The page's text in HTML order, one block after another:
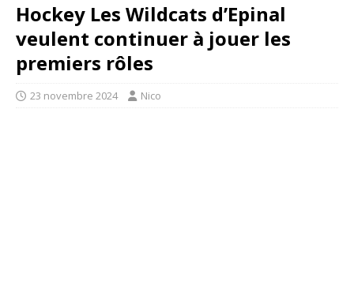
Hockey Les Wildcats d’Epinal
veulent continuer à jouer les
premiers rôles
23 novembre 2024 Nico